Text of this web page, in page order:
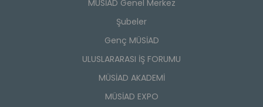
MÜSİAD Genel Merkez
Şubeler
Genç MÜSİAD
ULUSLARARASI İŞ FORUMU
MÜSİAD AKADEMİ
MÜSİAD EXPO